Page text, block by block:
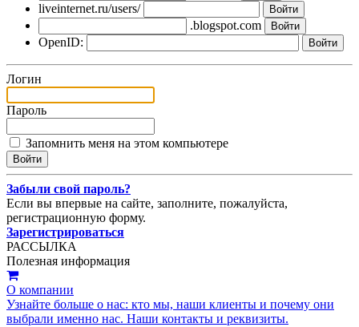
liveinternet.ru/users/
.blogspot.com
OpenID:
Логин
Пароль
Запомнить меня на этом компьютере
Забыли свой пароль?
Если вы впервые на сайте, заполните, пожалуйста,
регистрационную форму.
Зарегистрироваться
РАССЫЛКА
Полезная информация
О компании
Узнайте больше о нас: кто мы, наши клиенты и почему они
выбрали именно нас. Наши контакты и реквизиты.